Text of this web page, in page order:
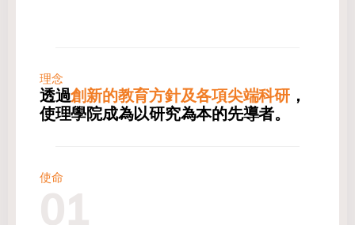
理念
透過創新的教育方針及各項尖端科研，
使理學院成為以研究為本的先導者。
使命
01